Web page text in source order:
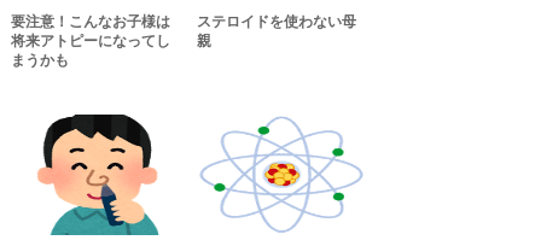
要注意！こんなお子様は
将来アトピーになってし
まうかも
ステロイドを使わない母
親